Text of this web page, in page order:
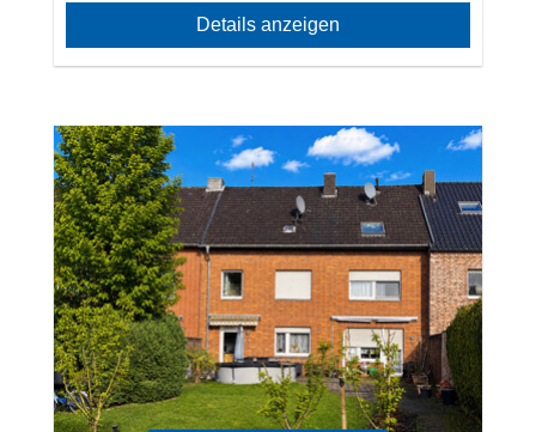
Details anzeigen